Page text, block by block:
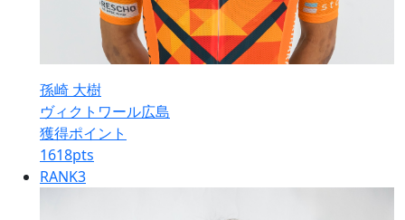
孫崎 大樹
ヴィクトワール広島
獲得ポイント
1618pts
RANK3